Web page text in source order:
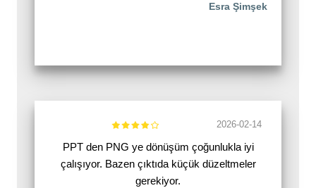
Esra Şimşek
2026-02-14
PPT den PNG ye dönüşüm çoğunlukla iyi
çalışıyor. Bazen çıktıda küçük düzeltmeler
gerekiyor.